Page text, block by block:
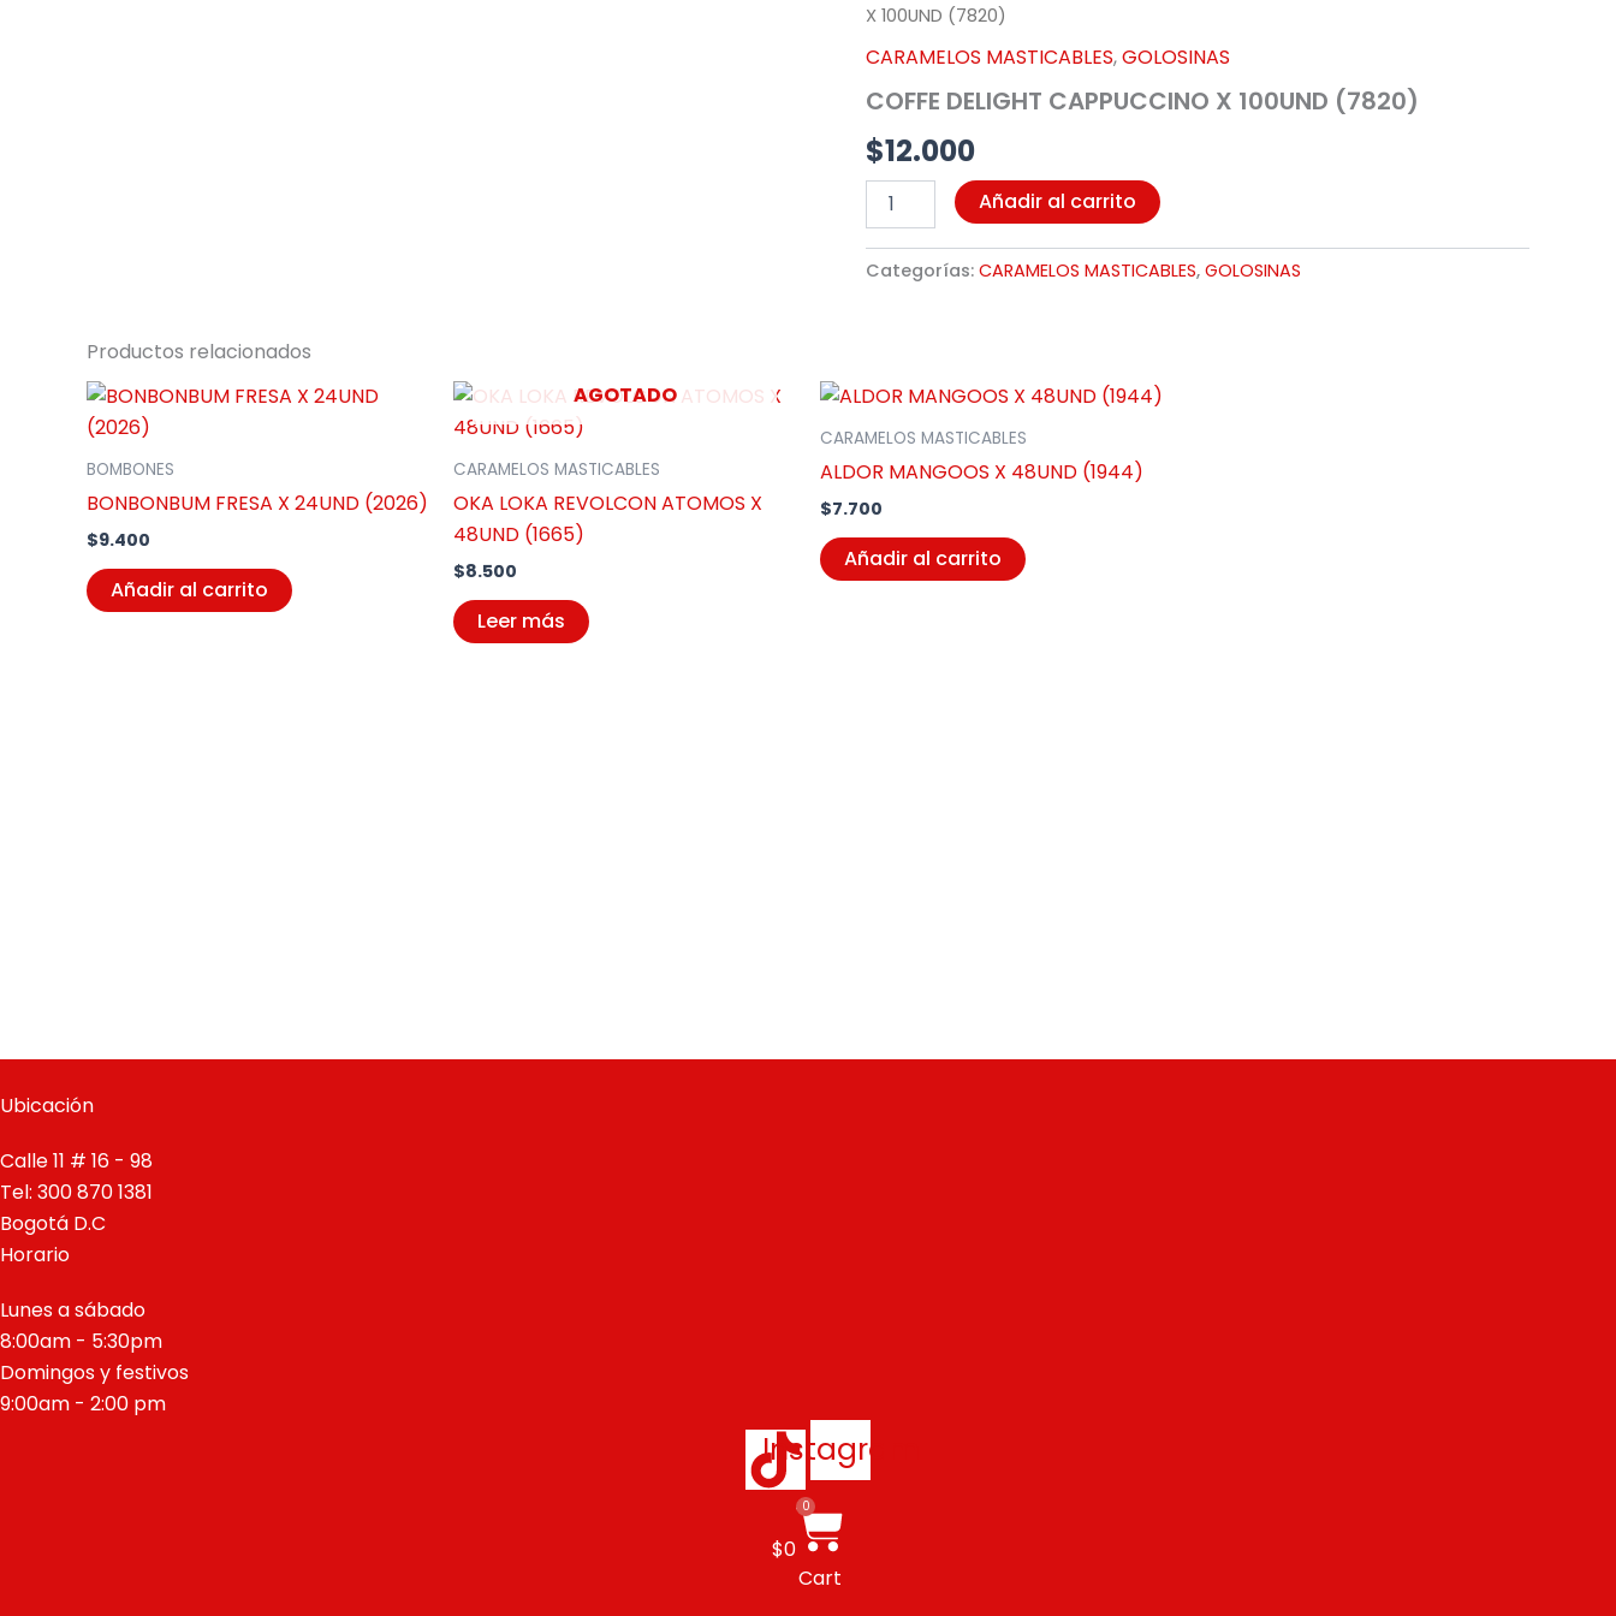
X 100UND (7820)
CARAMELOS MASTICABLES,GOLOSINAS
COFFE DELIGHT CAPPUCCINO X 100UND (7820)
$12.000
DELIGHT
CAPPUCCINO
X
(7820)
Añadir al carrito
Categorías: CARAMELOS MASTICABLES, GOLOSINAS
Productos relacionados
BOMBONES
BONBONBUM FRESA X 24UND (2026)
$9.400
Añadir al carrito
AGOTADO
CARAMELOS MASTICABLES
OKA LOKA REVOLCON ATOMOS X
48UND (1665)
$8.500
Leer más
CARAMELOS MASTICABLES
ALDOR MANGOOS X 48UND (1944)
$7.700
Añadir al carrito
Ubicación
Calle 11 # 16 - 98
Tel: 300 870 1381
Bogotá D.C
Horario
Lunes a sábado
8:00am - 5:30pm
Domingos y festivos
9:00am - 2:00 pm
Instagram
$0
0
Cart